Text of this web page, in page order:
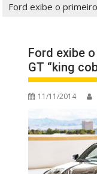
Ford exibe o
Ford exibe
GT “king
11/11/2014